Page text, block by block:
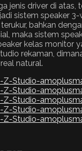
jenis driver di atas,
sistem speaker
bahkan
maka sistem
kelas monitor
rekaman,
natural.